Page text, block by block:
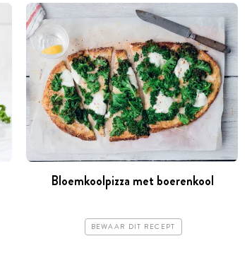
Bloemkoolpizza met boerenkool
BEWAAR DIT RECEPT